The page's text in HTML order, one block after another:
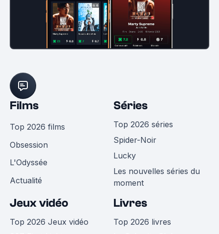
Films
Top 2026 films
Obsession
L'Odyssée
Actualité
Séries
Top 2026 séries
Spider-Noir
Lucky
Les nouvelles séries du
moment
Jeux vidéo
Top 2026 Jeux vidéo
Livres
Top 2026 livres